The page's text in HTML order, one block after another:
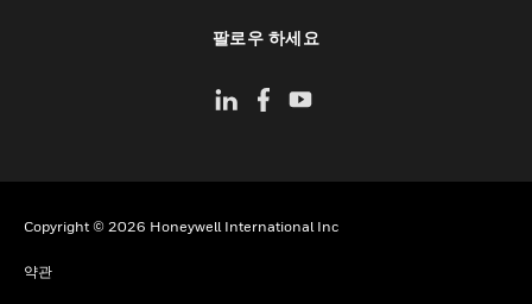
팔로우 하세요
Copyright © 2026 Honeywell International Inc
약관